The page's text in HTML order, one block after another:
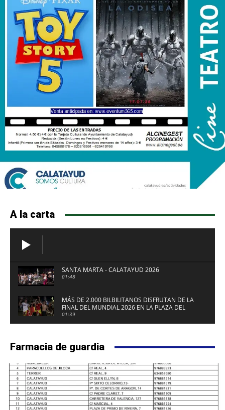
A la carta
SANTA MARTA - CALATAYUD 2026
01:48
MÁS DE 2.000 BILBILITANOS DISFRUTAN DE LA
FINAL DEL MUNDIAL 2026 EN LA PLAZA DEL
FUERTE DE CALATAYUD
01:39
Farmacia de guardia